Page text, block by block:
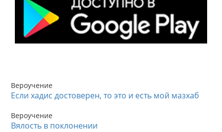
Вероучение
Если хадис достоверен, то это и есть мой мазхаб
Вероучение
Вялость в поклонении